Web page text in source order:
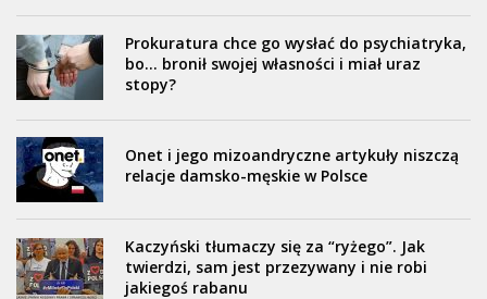
Prokuratura chce go wysłać do psychiatryka,
bo… bronił swojej własności i miał uraz
stopy?
Onet i jego mizoandryczne artykuły niszczą
relacje damsko-męskie w Polsce
Kaczyński tłumaczy się za “ryżego”. Jak
twierdzi, sam jest przezywany i nie robi
jakiegoś rabanu